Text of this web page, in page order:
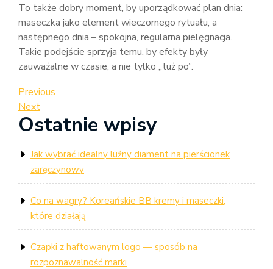
To także dobry moment, by uporządkować plan dnia:
maseczka jako element wieczornego rytuału, a
następnego dnia – spokojna, regularna pielęgnacja.
Takie podejście sprzyja temu, by efekty były
zauważalne w czasie, a nie tylko „tuż po”.
Nawigacja
wpisu
Previous
Post
Previous
Next
Post
Next
Ostatnie wpisy
Jak wybrać idealny luźny diament na pierścionek
zaręczynowy
Co na wagry? Koreańskie BB kremy i maseczki,
które działają
Czapki z haftowanym logo — sposób na
rozpoznawalność marki